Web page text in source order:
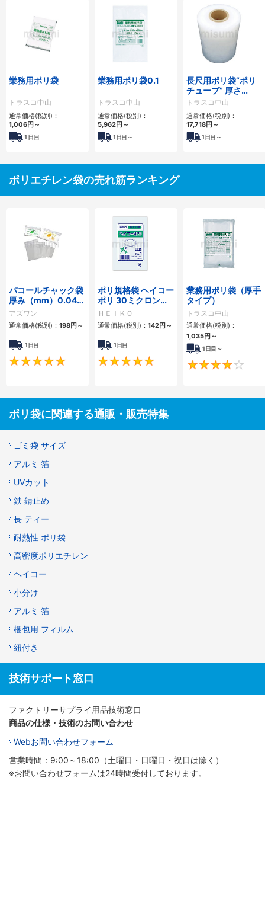
業務用ポリ袋
トラスコ中山
通常価格(税別)：
1,006円 ～
1 日目
業務用ポリ袋0.1
トラスコ中山
通常価格(税別)：
5,962円 ～
1日目～
長尺用ポリ袋“ポリ
チューブ” 厚さ
0.1mm
トラスコ中山
通常価格(税別)：
17,718円 ～
1日目～
ポリエチレン袋の売れ筋ランキング
パコールチャック袋
厚み（mm）0.04／
0.08
アズワン
通常価格(税別)： 198円 ～
1日目
4.9
ポリ規格袋 ヘイコー
ポリ 30ミクロン厚
紐なし
ＨＥＩＫＯ
通常価格(税別)： 142円 ～
1日目
4.8
業務用ポリ袋（厚手
タイプ）
トラスコ中山
通常価格(税別)：
1,035円 ～
1日目～
ポリ袋に関連する通販・販売特集
ゴミ袋 サイズ
アルミ 箔
UVカット
鉄 錆止め
長 ティー
耐熱性 ポリ袋
高密度ポリエチレン
ヘイコー
小分け
アルミ 箔
梱包用 フィルム
紐付き
技術サポート窓口
ファクトリーサプライ用品技術窓口
商品の仕様・技術のお問い合わせ
Webお問い合わせフォーム
営業時間：9:00～18:00（土曜日・日曜日・祝日は除く）
※お問い合わせフォームは24時間受付しております。